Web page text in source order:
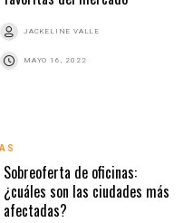
JACKELINE VALLE
MAYO 16, 2022
Sobreoferta de oficinas:
¿cuáles son las ciudades más
afectadas?